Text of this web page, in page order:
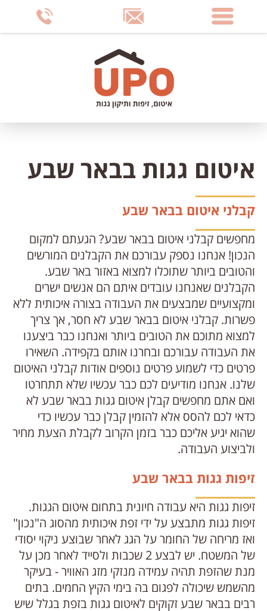
איטום גגות בבאר שבע
קבלני איטום בבאר שבע
מחפשים קבלני איטום בבאר שבע? הגעתם למקום
הנכון! אנחנו נספק עבורכם את הקבלנים המורשים
והטובים ביותר שתוכלו למצוא באזור באר שבע.
הקבלנים שאנחנו עובדים איתם הם אנשים ישרים
ומקצועיים שמבצעים את העבודה בצורה איכותית ללא
פשרות. קבלני איטום בבאר שבע לא חסר, אך צריך
למצוא מתוכם את הטובים ביותר ואנחנו כבר ביצענו
את העבודה עבורכם ובחרנו אותם בקפידה. השאירו
פרטים כדי לשמוע פרטים נוספים אודות קבלני האיטום
שלנו. אנחנו מודיעים לכם כבר עכשיו שלא תתחרטו
ואם אתם מחפשים קבלן איטום גגות בבאר שבע לא
כדאי לכם להסס אלא להזמין קבלן כבר עכשיו כדי
שהוא יגיע אליכם כבר בזמן הקרוב לקבלת הצעת מחיר
ולביצוע העבודה.
זיפות גגות בבאר שבע
זיפות גגות היא עבודה חיונית בתחום איטום הגגות.
זיפות גגות מתבצע על ידי זפת איכותית מהסוג ה"נכון"
ואז מריחה של החומר על הגג לאחר שבוצע ניקוי יסודי
של המשטח. יש לבצע 2 שכבות ולסייד לאחר מכן על
מנת שהזפת תהיה עמידה מנזקי מזג האוויר - בעיקר
מהשמש שיכולה לפגום בה בימי הקיץ החמים. בתים
רבים בבאר שבע זקוקים לאיטום גגות בזפת בגלל שיש